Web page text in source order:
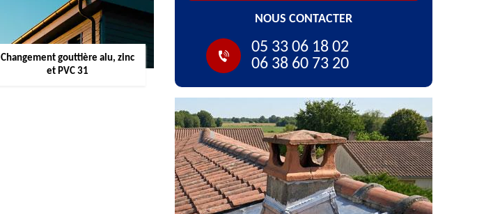
Changement gouttière alu, zinc
et PVC 31
NOUS CONTACTER
05 33 06 18 02
06 38 60 73 20